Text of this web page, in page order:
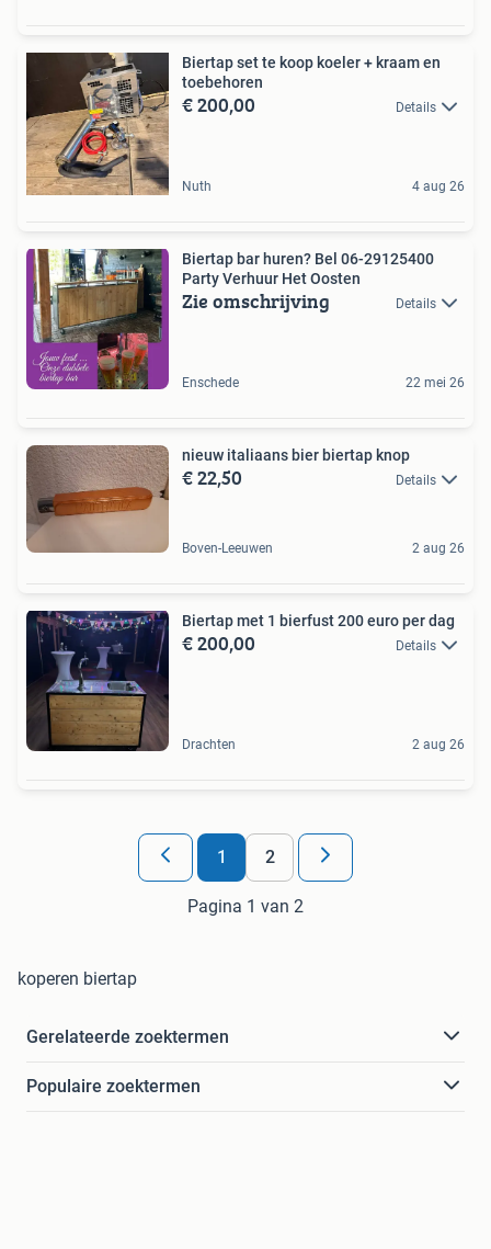
Biertap set te koop koeler + kraam en
toebehoren
€ 200,00 Details
Nuth 4 aug 26
Biertap bar huren? Bel 06-29125400
Party Verhuur Het Oosten
Zie omschrijving Details
Enschede 22 mei 26
nieuw italiaans bier biertap knop
€ 22,50 Details
Boven-Leeuwen 2 aug 26
Biertap met 1 bierfust 200 euro per dag
€ 200,00 Details
Drachten 2 aug 26
1 2
Pagina 1 van 2
koperen biertap
Gerelateerde zoektermen
Populaire zoektermen